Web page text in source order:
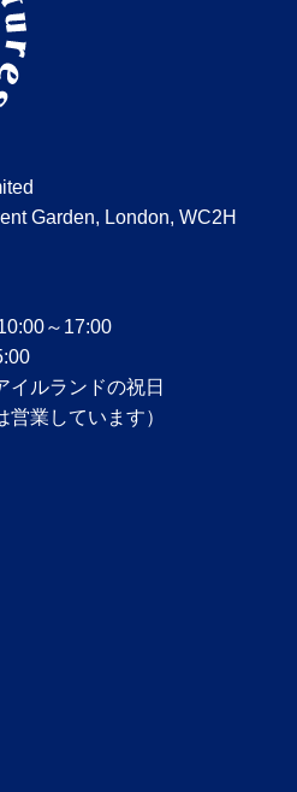
Garden, London, WC2H
～17:00
ルランドの祝日
営業しています）